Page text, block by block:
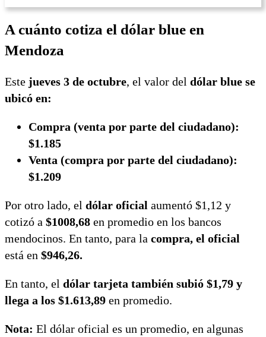
A cuánto cotiza el dólar blue en
Mendoza
Este jueves 3 de octubre, el valor del dólar blue se
ubicó en:
Compra (venta por parte del ciudadano):
$1.185
Venta (compra por parte del ciudadano):
$1.209
Por otro lado, el dólar oficial aumentó $1,12 y
cotizó a $1008,68 en promedio en los bancos
mendocinos. En tanto, para la compra, el oficial
está en $946,26.
En tanto, el dólar tarjeta también subió $1,79 y
llega a los $1.613,89 en promedio.
Nota: El dólar oficial es un promedio, en algunas